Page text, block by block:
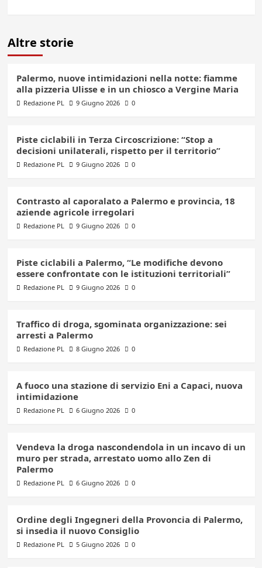
Altre storie
Palermo, nuove intimidazioni nella notte: fiamme
alla pizzeria Ulisse e in un chiosco a Vergine Maria
Redazione PL 9 Giugno 2026 0
Piste ciclabili in Terza Circoscrizione: “Stop a
decisioni unilaterali, rispetto per il territorio”
Redazione PL 9 Giugno 2026 0
Contrasto al caporalato a Palermo e provincia, 18
aziende agricole irregolari
Redazione PL 9 Giugno 2026 0
Piste ciclabili a Palermo, “Le modifiche devono
essere confrontate con le istituzioni territoriali”
Redazione PL 9 Giugno 2026 0
Traffico di droga, sgominata organizzazione: sei
arresti a Palermo
Redazione PL 8 Giugno 2026 0
A fuoco una stazione di servizio Eni a Capaci, nuova
intimidazione
Redazione PL 6 Giugno 2026 0
Vendeva la droga nascondendola in un incavo di un
muro per strada, arrestato uomo allo Zen di
Palermo
Redazione PL 6 Giugno 2026 0
Ordine degli Ingegneri della Provoncia di Palermo,
si insedia il nuovo Consiglio
Redazione PL 5 Giugno 2026 0